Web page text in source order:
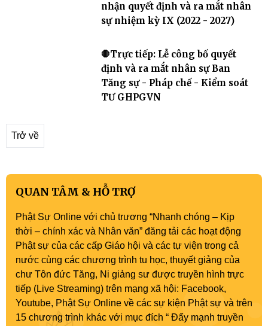
nhận quyết định và ra mắt nhân
sự nhiệm kỳ IX (2022 - 2027)
🛑Trực tiếp: Lễ công bố quyết
định và ra mắt nhân sự Ban
Tăng sự - Pháp chế - Kiểm soát
TƯ GHPGVN
Trở về
QUAN TÂM & HỖ TRỢ
Phật Sự Online với chủ trương “Nhanh chóng – Kịp
thời – chính xác và Nhân văn” đăng tải các hoạt động
Phật sự của các cấp Giáo hội và các tự viện trong cả
nước cùng các chương trình tu học, thuyết giảng của
chư Tôn đức Tăng, Ni giảng sư được truyền hình trực
tiếp (Live Streaming) trên mạng xã hội: Facebook,
Youtube, Phật Sự Online về các sự kiện Phật sự và trên
15 chương trình khác với mục đích “ Đẩy mạnh truyền